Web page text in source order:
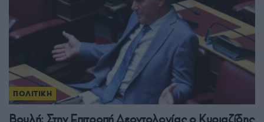
ΠΟΛΙΤΙΚΗ
Βουλή: Στην Επιτροπή Δεοντολογίας ο Κυριαζίδης